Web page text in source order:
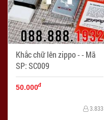
Khắc chữ lên zippo - - Mã
SP: SC009
50.000đ
3.833